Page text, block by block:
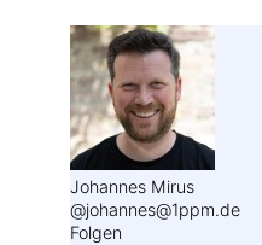
Johannes Mirus
@johannes@1ppm.de
Folgen